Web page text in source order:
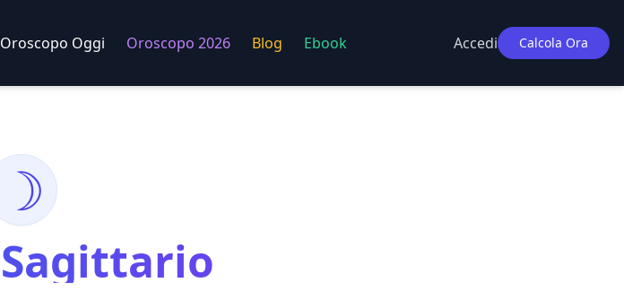
Oroscopo Oggi Oroscopo 2026 Blog Ebook Accedi Calcola Ora
☽
Sagittario